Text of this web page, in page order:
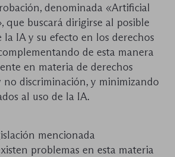
denominada «Artificial
que buscará dirigirse al posible
IA y su efecto en los derechos
de esta manera
en materia de derechos
discriminación, y minimizando
al uso de la IA.
mencionada
problemas en esta materia